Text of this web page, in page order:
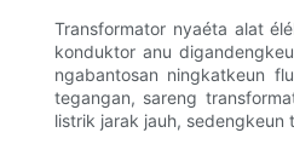
Transformator nyaéta alat
konduktor anu
ngabantosan ningkatkeun
tegangan, sareng
listrik jarak jauh,